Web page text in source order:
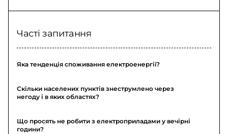
Часті запитання
Яка тенденція споживання електроенергії?
Скільки населених пунктів знеструмлено через
негоду і в яких областях?
Що просять не робити з електроприладами у вечірні
години?